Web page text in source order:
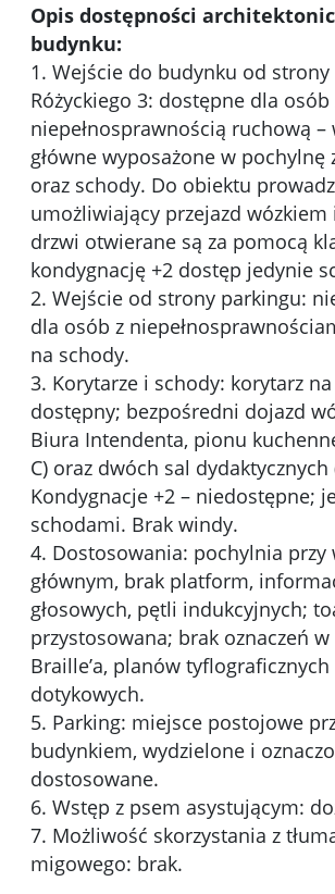
Opis dostępności
budynku:
1. Wejście do budynku od strony
Różyckiego 3: dostępne dla osób
niepełnosprawnością ruchową –
główne wyposażone w pochylnę
oraz schody. Do obiektu
umożliwiający przejazd
drzwi otwierane są za pomocą
kondygnację +2 dostęp jedynie
2. Wejście od strony parkingu:
dla osób z
na schody.
3. Korytarze i schody: korytarz
dostępny; bezpośredni dojazd
Biura Intendenta, pionu
C) oraz dwóch sal dydaktycznych
Kondygnacje +2 – niedostępne;
schodami. Brak windy.
4. Dostosowania: pochylnia przy
głównym, brak platform,
głosowych, pętli indukcyjnych;
przystosowana; brak oznaczeń
Braille’a, planów
dotykowych.
5. Parking: miejsce postojowe
budynkiem, wydzielone i
dostosowane.
6. Wstęp z psem asystującym:
7. Możliwość skorzystania z
migowego: brak.